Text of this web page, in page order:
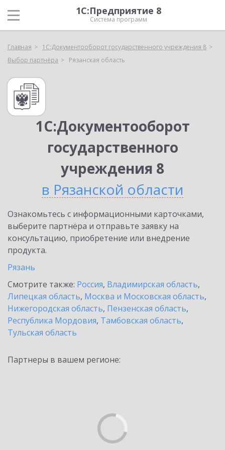
1С:Предприятие 8
Система программ
Главная
1С:Документооборот государственного учреждения 8
Выбор партнёра
Рязанская область
1С:Документооборот
государственного
учреждения 8
в Рязанской области
Ознакомьтесь с информационными карточками,
выберите партнёра и отправьте заявку на
консультацию, приобретение или внедрение
продукта.
Рязань
Смотрите также: Россия, Владимирская область,
Липецкая область, Москва и Московская область,
Нижегородская область, Пензенская область,
Республика Мордовия, Тамбовская область,
Тульская область
Партнеры в вашем регионе: